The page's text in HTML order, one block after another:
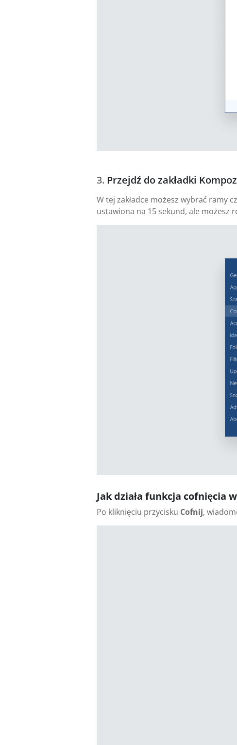
Przejdź do zakładki
W tej zakładce możesz wybrać ramy
ustawiona na 15 sekund, ale możesz
Jak działa funkcja cofnięcia
Po kliknięciu przycisku Cofnij,